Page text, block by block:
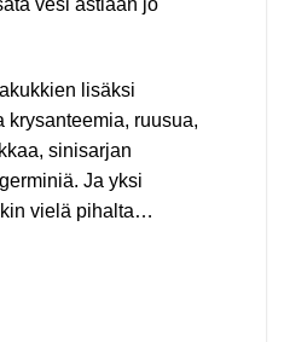
lisäksi
krysanteemia, ruusua,
sinisarjan
Ja yksi
vielä pihalta…